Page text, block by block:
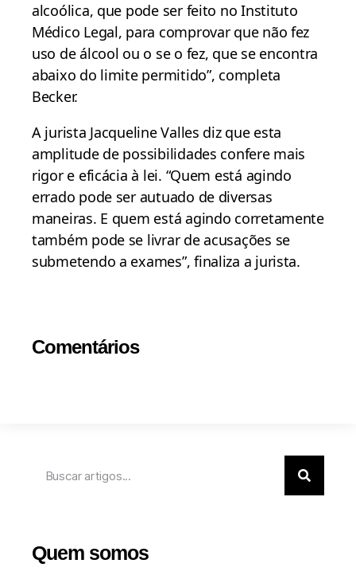
alcoólica, que pode ser feito no Instituto
Médico Legal, para comprovar que não fez
uso de álcool ou o se o fez, que se encontra
abaixo do limite permitido”, completa
Becker.
A jurista Jacqueline Valles diz que esta
amplitude de possibilidades confere mais
rigor e eficácia à lei. “Quem está agindo
errado pode ser autuado de diversas
maneiras. E quem está agindo corretamente
também pode se livrar de acusações se
submetendo a exames”, finaliza a jurista.
Comentários
Quem somos